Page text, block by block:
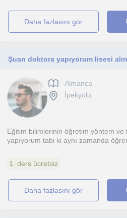
daha fazlasını gör
Almanca
İpekyolu
Eğitim bilimlerinin öğretim yöntem ve
yapıyorum tabi ki aynı zamanda
1. ders ücretsiz
daha fazlasını gör